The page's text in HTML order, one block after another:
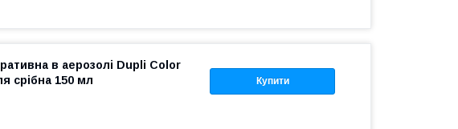
Купити
в аерозолі Dupli Color
срібна 150 мл